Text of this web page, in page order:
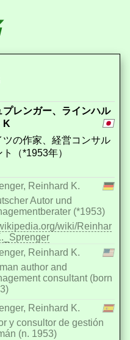
プレンガー、ラインハル
K
ツの作家、経営コンサル
ト（*1953年）
Reinhard K.
Autor und
(*1953)
wiki/Reinhar
Reinhard K.
author and
consultant (born
Reinhard K.
y consultor de gestión
(n. 1953)